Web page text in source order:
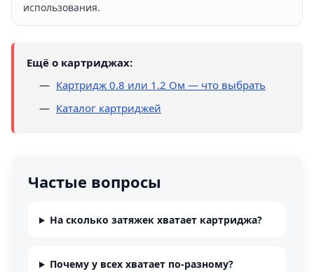
использования.
Ещё о картриджах:
Картридж 0.8 или 1.2 Ом — что выбрать
Каталог картриджей
Частые вопросы
На сколько затяжек хватает картриджа?
Почему у всех хватает по-разному?